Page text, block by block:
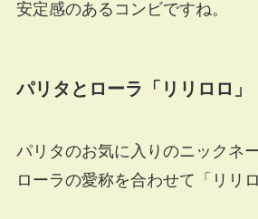
安定感のあるコンビですね。
パリタとローラ「リリロロ」
パリタのお気に入りのニックネ
ローラの愛称を合わせて「リリ